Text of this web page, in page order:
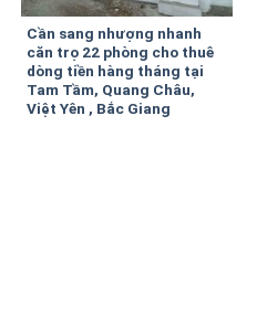
Cần sang nhượng nhanh
căn trọ 22 phòng cho thuê
dòng tiền hàng tháng tại
Tam Tầm, Quang Châu,
Việt Yên , Bắc Giang